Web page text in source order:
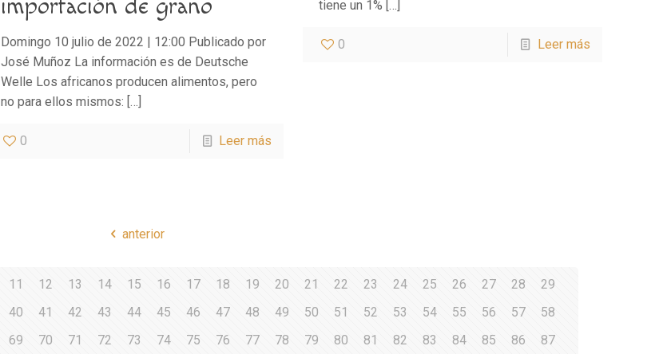
tiene un 1% […]
0 Leer más
importación de grano
Domingo 10 julio de 2022 | 12:00 Publicado por
José Muñoz La información es de Deutsche
Welle Los africanos producen alimentos, pero
no para ellos mismos: […]
0 Leer más
anterior
11 12 13 14 15 16 17 18 19 20 21 22 23 24 25 26 27 28
29
40 41 42 43 44 45 46 47 48 49 50 51 52 53 54 55 56 57
58
69 70 71 72 73 74 75 76 77 78 79 80 81 82 83 84 85 86
87